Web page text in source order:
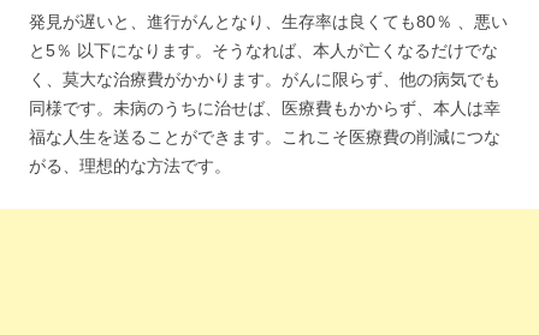
発見が遅いと、進行がんとなり、生存率は良くても80％ 、悪い
と5％ 以下になります。そうなれば、本人が亡くなるだけでな
く、莫大な治療費がかかります。がんに限らず、他の病気でも
同様です。未病のうちに治せば、医療費もかからず、本人は幸
福な人生を送ることができます。これこそ医療費の削減につな
がる、理想的な方法です。